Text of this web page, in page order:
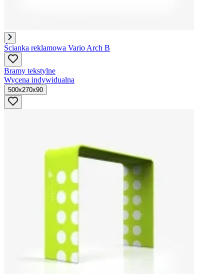
Ścianka reklamowa Vario Arch B
Bramy tekstylne
Wycena indywidualna
500x270x90